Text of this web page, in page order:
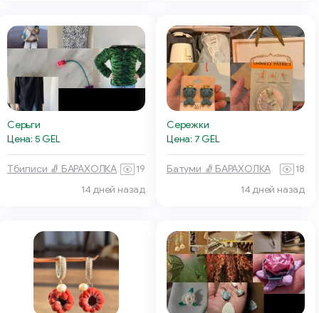
Серьги
Цена: 5 GEL
Тбилиси 🧦 БАРАХОЛКА
19
14 дней назад
Сережки
Цена: 7 GEL
Батуми 🧦 БАРАХОЛКА
18
14 дней назад